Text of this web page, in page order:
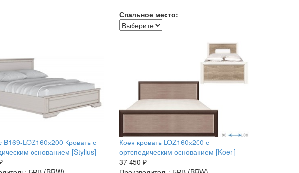
Спальное место:
B169-LOZ160х200 Кровать с
основанием [Stylius]
Коен кровать LOZ160х200 с
ортопедическим основанием [Koen]
37 450 ₽